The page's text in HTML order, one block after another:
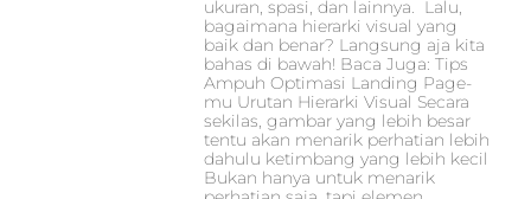
ukuran, spasi, dan lainnya. Lalu,
bagaimana hierarki visual yang
baik dan benar? Langsung aja kita
bahas di bawah! Baca Juga: Tips
Ampuh Optimasi Landing Page-
mu Urutan Hierarki Visual Secara
sekilas, gambar yang lebih besar
tentu akan menarik perhatian lebih
dahulu ketimbang yang lebih kecil
Bukan hanya untuk menarik